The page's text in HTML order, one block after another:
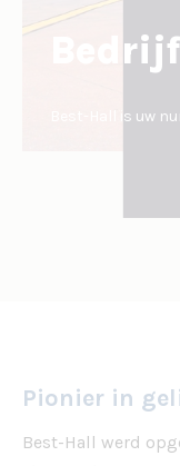
Bedrijf
Best-Hall is uw
Pionier in
Best-Hall werd